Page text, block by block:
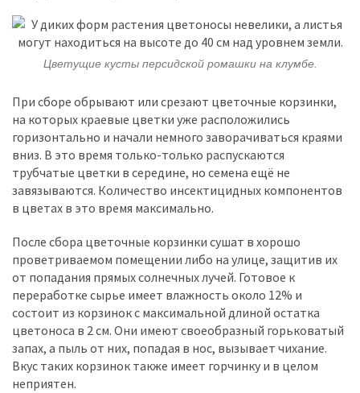
Цветущие кусты персидской ромашки на клумбе.
При сборе обрывают или срезают цветочные корзинки,
на которых краевые цветки уже расположились
горизонтально и начали немного заворачиваться краями
вниз. В это время только-только распускаются
трубчатые цветки в середине, но семена ещё не
завязываются. Количество инсектицидных компонентов
в цветах в это время максимально.
После сбора цветочные корзинки сушат в хорошо
проветриваемом помещении либо на улице, защитив их
от попадания прямых солнечных лучей. Готовое к
переработке сырье имеет влажность около 12% и
состоит из корзинок с максимальной длиной остатка
цветоноса в 2 см. Они имеют своеобразный горьковатый
запах, а пыль от них, попадая в нос, вызывает чихание.
Вкус таких корзинок также имеет горчинку и в целом
неприятен.